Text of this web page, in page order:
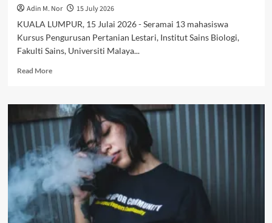
Adin M. Nor
15 July 2026
KUALA LUMPUR, 15 Julai 2026 - Seramai 13 mahasiswa
Kursus Pengurusan Pertanian Lestari, Institut Sains Biologi,
Fakulti Sains, Universiti Malaya...
Read More